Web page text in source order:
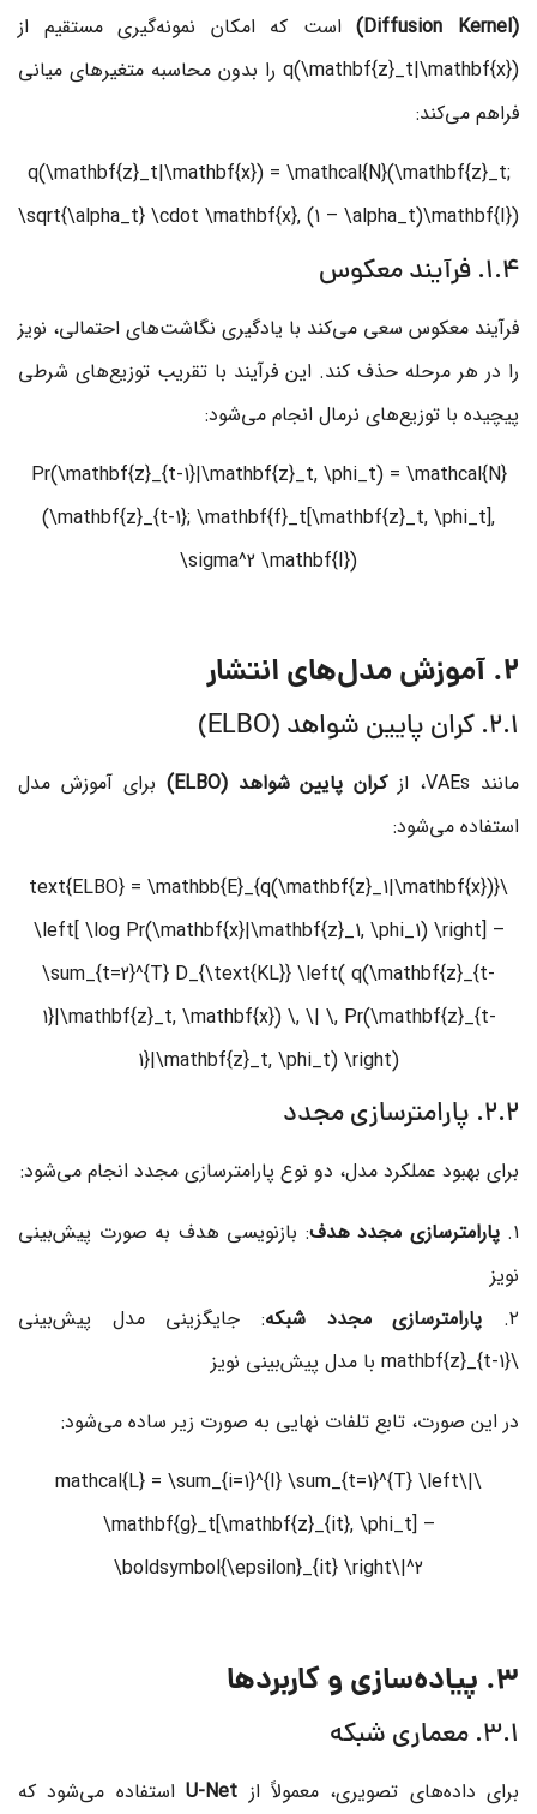
(Diffusion Kernel)
است که امکان نمونه‌گیری مستقیم از
q(\mathbf{z}_t|\mathbf{x}) را بدون محاسبه متغیرهای میانی
فراهم می‌کند:
q(\mathbf{z}_t|\mathbf{x}) = \mathcal{N}(\mathbf{z}_t;
\sqrt{\alpha_t} \cdot \mathbf{x}, (1 – \alpha_t)\mathbf{I})
1.4. فرآیند معکوس
فرآیند معکوس سعی می‌کند با یادگیری نگاشت‌های احتمالی، نویز
را در هر مرحله حذف کند. این فرآیند با تقریب توزیع‌های شرطی
پیچیده با توزیع‌های نرمال انجام می‌شود:
Pr(\mathbf{z}_{t-1}|\mathbf{z}_t, \phi_t) = \mathcal{N}
(\mathbf{z}_{t-1}; \mathbf{f}_t[\mathbf{z}_t, \phi_t],
\sigma^2 \mathbf{I})
2. آموزش مدل‌های انتشار
2.1. کران پایین شواهد (ELBO)
مانند VAEs، از کران پایین شواهد (ELBO)
برای آموزش مدل
استفاده می‌شود:
\text{ELBO} = \mathbb{E}_{q(\mathbf{z}_1|\mathbf{x})}
\left[ \log Pr(\mathbf{x}|\mathbf{z}_1, \phi_1) \right] –
\sum_{t=2}^{T} D_{\text{KL}} \left( q(\mathbf{z}_{t-
1}|\mathbf{z}_t, \mathbf{x}) \, \| \, Pr(\mathbf{z}_{t-
1}|\mathbf{z}_t, \phi_t) \right)
2.2. پارامترسازی مجدد
برای بهبود عملکرد مدل، دو نوع پارامترسازی مجدد انجام می‌شود:
۱. پارامترسازی مجدد هدف: بازنویسی هدف به صورت پیش‌بینی
نویز
۲.
پارامترسازی مجدد شبکه: جایگزینی مدل پیش‌بینی
\mathbf{z}_{t-1}
با مدل پیش‌بینی نویز
در این صورت، تابع تلفات نهایی به صورت زیر ساده می‌شود:
\mathcal{L} = \sum_{i=1}^{I} \sum_{t=1}^{T} \left\|
\mathbf{g}_t[\mathbf{z}_{it}, \phi_t] –
\boldsymbol{\epsilon}_{it} \right\|^2
3. پیاده‌سازی و کاربردها
3.1. معماری شبکه
برای داده‌های تصویری، معمولاً از U-Netاستفاده می‌شود که